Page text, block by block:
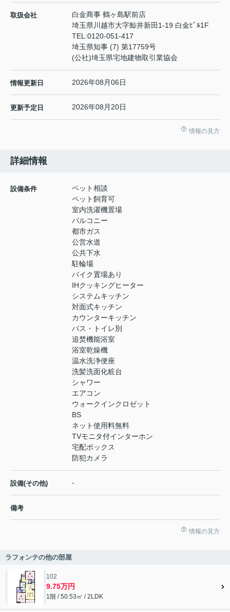
取扱会社
白金商事 鶴ヶ島駅前店
埼玉県川越市大字鯨井新田1-19 白金ﾋﾞﾙ1F
TEL:0120-051-417
埼玉県知事 (7) 第17759号
(公社)埼玉県宅地建物取引業協会
情報更新日 2026年08月06日
更新予定日 2026年08月20日
情報の見方
詳細情報
設備条件
ペット相談
ペット飼育可
室内洗濯機置場
バルコニー
都市ガス
公営水道
公共下水
駐輪場
バイク置場あり
IHクッキングヒーター
システムキッチン
対面式キッチン
カウンターキッチン
バス・トイレ別
追焚機能浴室
浴室乾燥機
温水洗浄便座
洗髪洗面化粧台
シャワー
エアコン
ウォークインクロゼット
BS
ネット使用料無料
TVモニタ付インターホン
宅配ボックス
防犯カメラ
設備(その他) -
備考
情報の見方
ラフォンテの他の部屋
102
9.75万円
1階 / 50.53㎡ / 2LDK